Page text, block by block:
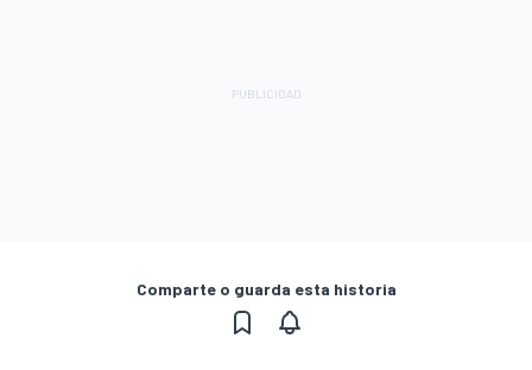
Comparte o guarda esta historia